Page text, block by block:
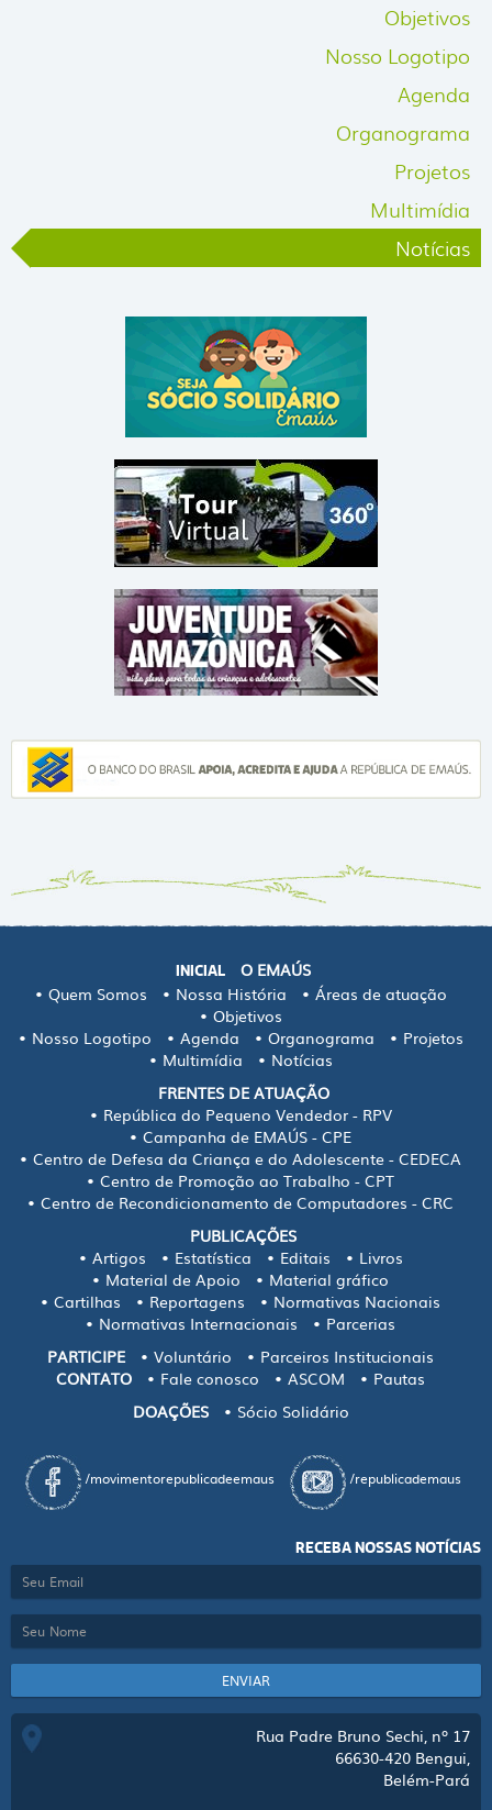
Objetivos
Nosso Logotipo
Agenda
Organograma
Projetos
Multimídia
Notícias
INICIAL
O EMAÚS
Quem Somos
Nossa História
Áreas de atuação
Objetivos
Nosso Logotipo
Agenda Organograma
Projetos
Multimídia
Notícias
FRENTES DE ATUAÇÃO
República do Pequeno Vendedor - RPV
Campanha de EMAÚS - CPE
Centro de Defesa da Criança e do Adolescente - CEDECA
Centro de Promoção ao Trabalho - CPT
Centro de Recondicionamento de Computadores - CRC
PUBLICAÇÕES
Artigos
Estatística Editais
Livros
Material de Apoio
Material gráfico
Cartilhas
Reportagens
Normativas Nacionais
Normativas Internacionais
Parcerias
PARTICIPE
Voluntário
Parceiros Institucionais
CONTATO
Fale conosco ASCOM
Pautas
DOAÇÕES
Sócio Solidário
/movimentorepublicadeemaus /republicademaus
RECEBA NOSSAS NOTÍCIAS
ENVIAR
Rua Padre Bruno Sechi, nº 17
66630-420 Bengui,
Belém-Pará